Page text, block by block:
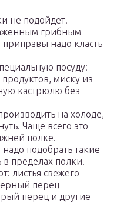
не подойдет.
грибным
надо класть
посуду:
миску из
кастрюлю без
на холоде,
Чаще всего это
полке.
подобрать такие
пределах полки.
листья свежего
перец
перец и другие